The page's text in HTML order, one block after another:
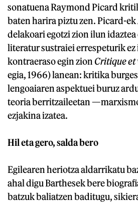
sonatuena Raymond Picard
baten harira piztu zen. Picard-ek
delakoari egotzi zion ilun
literatur sustraiei errespeturik ez
kontraeraso egin zion Critique et
egia, 1966) lanean: kritika
lengoaiaren aspektuei buruz
teoria berritzaileetan
ezjakina izatea.
Hil eta gero, salda bero
Egilearen heriotza aldarrikatu
ahal digu Barthesek bere
batzuk baliatzen baditugu,